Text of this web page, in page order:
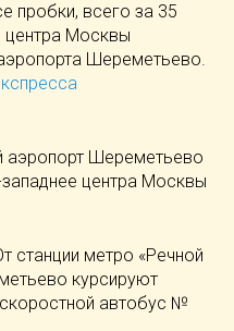
пробки, всего за 35
центра Москвы
Шереметьево.
аэропорт Шереметьево
центра Москвы
станции метро «Речной
курсируют
автобус №